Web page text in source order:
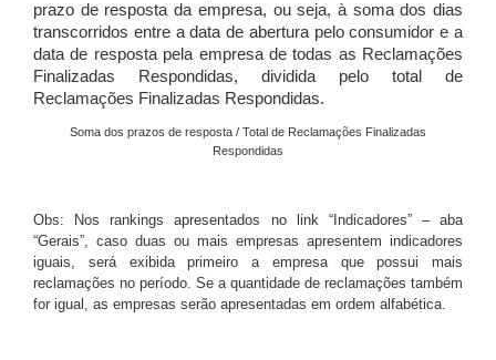
prazo de resposta da empresa, ou seja, à soma dos dias
transcorridos entre a data de abertura pelo consumidor e a
data de resposta pela empresa de todas as Reclamações
Finalizadas Respondidas, dividida pelo total de
Reclamações Finalizadas Respondidas.
Soma dos prazos de resposta / Total de Reclamações Finalizadas
Respondidas
Obs: Nos rankings apresentados no link “Indicadores” – aba
“Gerais”, caso duas ou mais empresas apresentem indicadores
iguais, será exibida primeiro a empresa que possui mais
reclamações no período. Se a quantidade de reclamações também
for igual, as empresas serão apresentadas em ordem alfabética.